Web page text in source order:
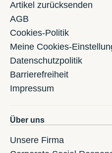
Artikel zurücksenden
AGB
Cookies-Politik
Meine Cookies-
Datenschutzpolitik
Barrierefreiheit
Impressum
Über uns
Unsere Firma